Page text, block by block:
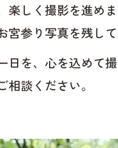
楽しく撮影を進め
宮参り写真を残して
日を、心を込めて撮
相談ください。